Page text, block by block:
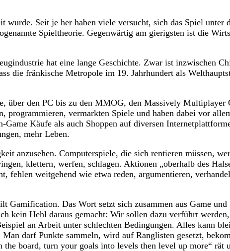
wurde. Seit je her haben viele versucht, sich das Spiel unter
Spieltheorie. Gegenwärtig am gierigsten ist die
hat eine lange Geschichte. Zwar ist inzwischen
die fränkische Metropole im 19. Jahrhundert als
über den PC bis zu den MMOG, den Massively Multiplayer
vermarkten Spiele und haben dabei vor
Käufe als auch Shoppen auf diversen
mehr Leben.
anzusehen. Computerspiele, die sich rentieren müssen,
klettern, werfen, schlagen. Aktionen „oberhalb des
fehlen weitgehend wie etwa reden, argumentieren,
Gamification. Das Wort setzt sich zusammen aus Game
kein Hehl daraus gemacht: Wir sollen dazu verführt
an Arbeit unter schlechten Bedingungen. Alles kann
darf Punkte sammeln, wird auf Ranglisten gesetzt,
board, turn your goals into levels then level up more“ rät